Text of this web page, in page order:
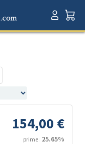
154,00 €
prime : 25.65%